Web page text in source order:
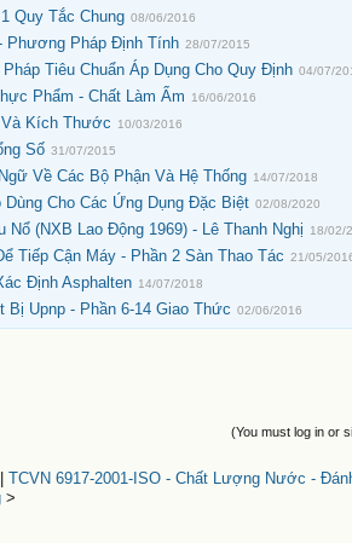
Quy Tắc Chung 08/06/2016
Phương Pháp Định Tính 28/07/2015
Tiêu Chuẩn Áp Dụng Cho Quy Định 04/07/
Phẩm - Chất Làm Ẩm 16/06/2016
Và Kích Thước 10/03/2016
Số 31/07/2015
Về Các Bộ Phận Và Hệ Thống 14/07/2018
Dùng Cho Các Ứng Dụng Đặc Biệt 02/08/2020
(NXB Lao Động 1969) - Lê Thanh Nghị 18/02/
Tiếp Cận Máy - Phần 2 Sàn Thao Tác 21/05/
Định Asphalten 14/07/2018
Bị Upnp - Phần 6-14 Giao Thức 02/06/2016
(You must log in or
TCVN 6917-2001-ISO - Chất Lượng Nước -
>